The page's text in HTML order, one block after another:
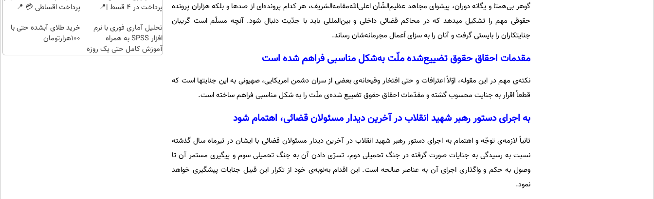
گوهر بی‌همتا و یگانه دوران، پیشوای مجاهد عظیم‌الشّأن اعلی‌الله‌مقامه‌الشریف، هر کدام پرونده‌ای از صدها و بلکه هزاران پرونده
حقوقی مهم را تشکیل میدهد که در محاکم قضائی داخلی و بین‌المللی باید با جدّیت دنبال شود. آنچه مسلّم است گریبان
جنایتکاران را بایستی گرفت و آنان را به سزای اَعمال مجرمانه‌شان رساند.
مقدمات احقاق حقوق تضییع‌شده‌ ملّت به‌شکل مناسبی فراهم شده است
نکته‌ی مهم در این مقوله، اوّلاً اعترافات و حتی افتخار وقیحانه‌ی بعضی از سران دشمن امریکایی، صهیونی به این جنایتها است که
قطعاً اقرار به جنایت محسوب گشته و مقدّمات احقاق حقوق تضییع شده‌ی ملّت را به شکل مناسبی فراهم ساخته است.
به اجرای دستور رهبر شهید انقلاب در آخرین دیدار مسئولان قضائی، اهتمام شود
ثانیاً لازمه‌ی توجّه و اهتمام به اجرای دستور رهبر شهید انقلاب در آخرین دیدار مسئولان قضائی با ایشان در تیرماه سال گذشته
نسبت به رسیدگی به جنایات صورت گرفته در جنگ تحمیلی دوم، تسرّی دادن آن به جنگ تحمیلی سوم و پیگیری مستمر آن تا
وصول به حکم و واگذاری اجرای آن به عناصر صالحه است. این اقدام به‌نوبه‌ی خود از تکرار این قبیل جنایات پیشگیری خواهد
نمود.
پرداخت در 4 قسط |📍
پرداخت اقساطی 💳 📍
تحلیل آماری فوری با نرم
افزار SPSS به همراه
آموزش کامل حتی یک روزه
خرید طلای آبشده حتی با
۱۰۰هزارتومان